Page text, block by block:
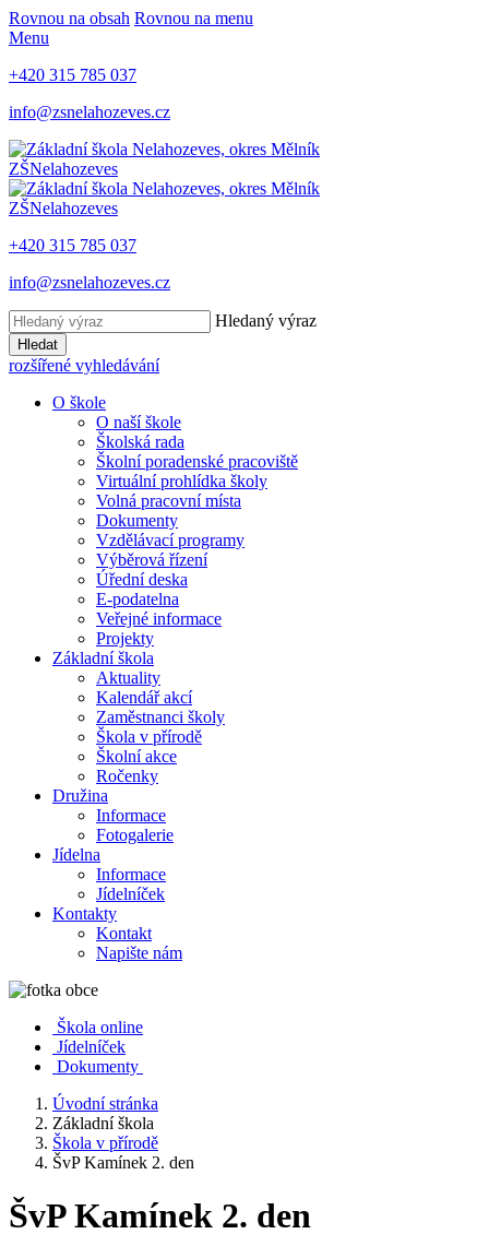
Rovnou na obsah Rovnou na menu
Menu
+420 315 785 037
info@zsnelahozeves.cz
ZŠNelahozeves
ZŠNelahozeves
+420 315 785 037
info@zsnelahozeves.cz
Hledaný výraz
Hledat
rozšířené vyhledávání
O škole
O naší škole
Školská rada
Školní poradenské pracoviště
Virtuální prohlídka školy
Volná pracovní místa
Dokumenty
Vzdělávací programy
Výběrová řízení
Úřední deska
E-podatelna
Veřejné informace
Projekty
Základní škola
Aktuality
Kalendář akcí
Zaměstnanci školy
Škola v přírodě
Školní akce
Ročenky
Družina
Informace
Fotogalerie
Jídelna
Informace
Jídelníček
Kontakty
Kontakt
Napište nám
Škola online
Jídelníček
Dokumenty
Úvodní stránka
Základní škola
Škola v přírodě
ŠvP Kamínek 2. den
ŠvP Kamínek 2. den